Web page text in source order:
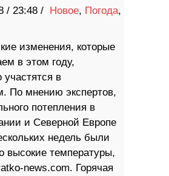
/ 23:48 / Новое, Погода,
изменения, которые
в этом году,
участятся в
По мнению экспертов,
потепления в
и Северной Европе
недель были
высокие температуры,
news.com. Горячая